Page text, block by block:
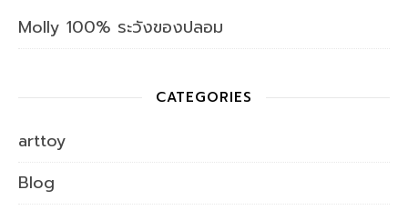
Molly 100% ระวังของปลอม
CATEGORIES
arttoy
Blog